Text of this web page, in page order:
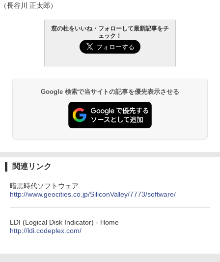
￥139,880
Amazon Kindle Paperwhite (16GB) 7イ
ンチディスプレイ、色調調節ライト、12
週間持続バッテリー、広告なし、ブラッ
ク
ない、大きな画面で読みやすい、6週間持
続バッテリー、6インチディスプレイ電子
書籍リーダー、ブラック、16GB、広告な
るさ自動調整、色調調節ライト、12週間
￥27,980
（長谷川 正太郎）
窓の杜をいいね・フォローして最新記事をチ
ェック！
Google 検索で当サイトの記事を優先表示させる
関連リンク
暗黒時代ソフトウェア
http://www.geocities.co.jp/SiliconValley/7773/software/
LDI (Logical Disk Indicator) - Home
http://ldi.codeplex.com/